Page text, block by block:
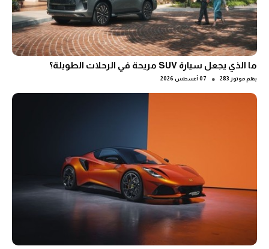
ما الذي يجعل سيارة SUV مريحة في الرحلات الطويلة؟
بقلم موتور 283 ● 07 أغسطس 2026